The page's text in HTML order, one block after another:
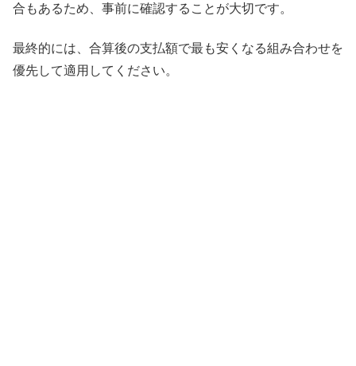
合もあるため、事前に確認することが大切です。
最終的には、合算後の支払額で最も安くなる組み合わせを
優先して適用してください。